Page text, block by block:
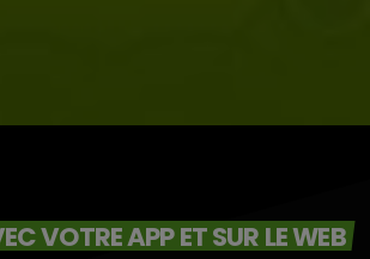
VOTRE APP ET SUR LE WEB